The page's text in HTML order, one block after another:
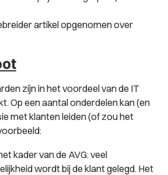
artikel opgenomen over
zijn in het voordeel van de IT
Op een aantal onderdelen kan (en
met klanten leiden (of zou het
kader van de AVG: veel
wordt bij de klant gelegd. Het